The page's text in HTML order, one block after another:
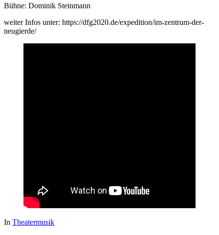
Bühne: Dominik Steinmann
weiter Infos unter: https://dfg2020.de/expedition/im-zentrum-der-
neugierde/
In Theatermusik